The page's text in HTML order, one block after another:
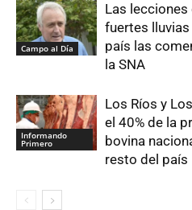
Campo al Día
Las
fuertes lluvias
país las
la SNA
Informando
Primero
Los Ríos y
el 40% de la
bovina
resto del país